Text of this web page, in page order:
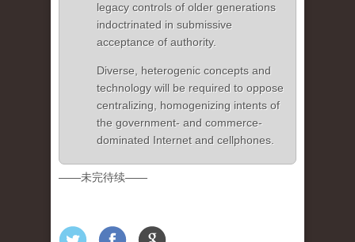
legacy controls of older generations
indoctrinated in submissive
acceptance of authority.
Diverse, heterogenic concepts and
technology will be required to oppose
centralizing, homogenizing intents of
the government- and commerce-
dominated Internet and cellphones.
——未完待续——